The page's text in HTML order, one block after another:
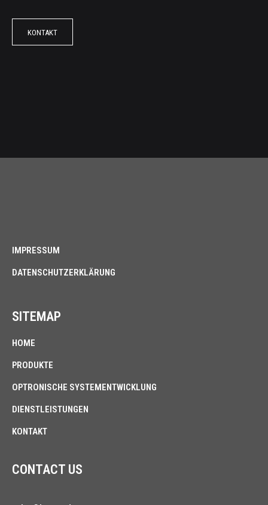
KONTAKT
IMPRESSUM
DATENSCHUTZERKLÄRUNG
SITEMAP
HOME
PRODUKTE
OPTRONISCHE SYSTEMENTWICKLUNG
DIENSTLEISTUNGEN
KONTAKT
CONTACT US